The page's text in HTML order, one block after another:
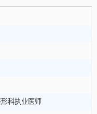
科执业医师